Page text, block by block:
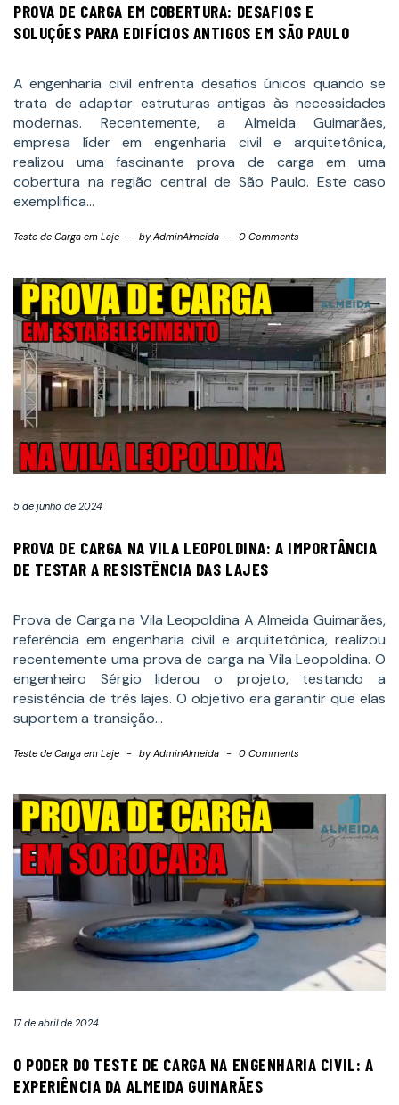
PROVA DE CARGA EM COBERTURA: DESAFIOS E
SOLUÇÕES PARA EDIFÍCIOS ANTIGOS EM SÃO PAULO
A engenharia civil enfrenta desafios únicos quando se
trata de adaptar estruturas antigas às necessidades
modernas. Recentemente, a Almeida Guimarães,
empresa líder em engenharia civil e arquitetônica,
realizou uma fascinante prova de carga em uma
cobertura na região central de São Paulo. Este caso
exemplifica…
Teste de Carga em Laje - byAdminAlmeida - 0 Comments
5 de junho de 2024
PROVA DE CARGA NA VILA LEOPOLDINA: A IMPORTÂNCIA
DE TESTAR A RESISTÊNCIA DAS LAJES
Prova de Carga na Vila Leopoldina A Almeida Guimarães,
referência em engenharia civil e arquitetônica, realizou
recentemente uma prova de carga na Vila Leopoldina. O
engenheiro Sérgio liderou o projeto, testando a
resistência de três lajes. O objetivo era garantir que elas
suportem a transição…
Teste de Carga em Laje - byAdminAlmeida - 0 Comments
17 de abril de 2024
O PODER DO TESTE DE CARGA NA ENGENHARIA CIVIL: A
EXPERIÊNCIA DA ALMEIDA GUIMARÃES